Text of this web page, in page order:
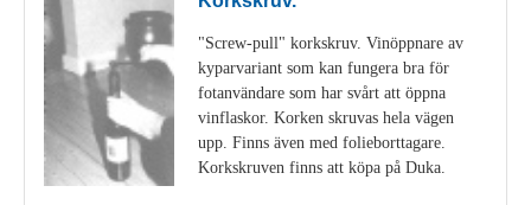
"Screw-pull" korkskruv. Vinöppnare av
kyparvariant som kan fungera bra för
fotanvändare som har svårt att öppna
vinflaskor. Korken skruvas hela vägen
upp. Finns även med folieborttagare.
Korkskruven finns att köpa på Duka.